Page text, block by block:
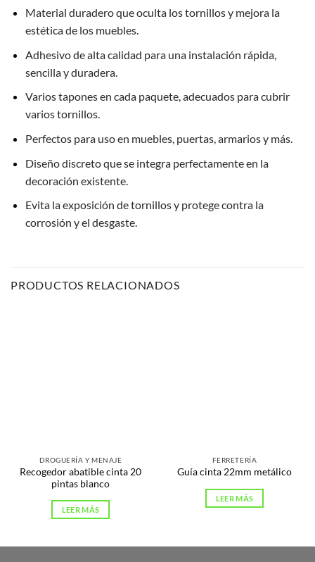
Material duradero que oculta los tornillos y mejora la
estética de los muebles.
Adhesivo de alta calidad para una instalación rápida,
sencilla y duradera.
Varios tapones en cada paquete, adecuados para cubrir
varios tornillos.
Perfectos para uso en muebles, puertas, armarios y más.
Diseño discreto que se integra perfectamente en la
decoración existente.
Evita la exposición de tornillos y protege contra la
corrosión y el desgaste.
PRODUCTOS RELACIONADOS
DROGUERÍA Y MENAJE
Recogedor abatible cinta 20
pintas blanco
LEER MÁS
FERRETERÍA
Guía cinta 22mm metálico
LEER MÁS